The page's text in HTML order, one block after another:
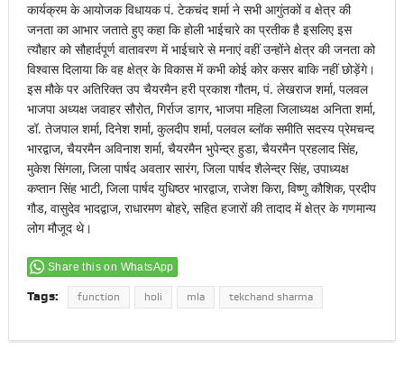
कार्यक्रम के आयोजक विधायक पं. टेकचंद शर्मा ने सभी आगुंतकों व क्षेत्र की
जनता का आभार जताते हुए कहा कि होली भाईचारे का प्रतीक है इसलिए इस
त्यौहार को सौहार्दपूर्ण वातावरण में भाईचारे से मनाएं वहीं उन्होंने क्षेत्र की जनता को
विश्वास दिलाया कि वह क्षेत्र के विकास में कभी कोई कोर कसर बाकि नहीं छोड़ेंगे।
इस मौके पर अतिरिक्त उप चैयरमैन हरी प्रकाश गौतम, पं. लेखराज शर्मा, पलवल
भाजपा अध्यक्ष जवाहर सौरोत, गिर्राज डागर, भाजपा महिला जिलाध्यक्ष अनिता शर्मा,
डॉ. तेजपाल शर्मा, दिनेश शर्मा, कुलदीप शर्मा, पलवल ब्लॉक समीति सदस्य प्रेमचन्द
भारद्वाज, चैयरमैन अविनाश शर्मा, चैयरमैन भुपेन्द्र हुडा, चैयरमैन प्रहलाद सिंह,
मुकेश सिंगला, जिला पार्षद अवतार सारंग, जिला पार्षद शैलेन्द्र सिंह, उपाध्यक्ष
कप्तान सिंह भाटी, जिला पार्षद युधिष्ठर भारद्वाज, राजेश किरा, विष्णु कौशिक, प्रदीप
गौड, वासुदेव भादद्वाज, राधारमण बोहरे, सहित हजारों की तादाद में क्षेत्र के गणमान्य
लोग मौजूद थे।
Share this on WhatsApp
Tags: function holi mla tekchand sharma